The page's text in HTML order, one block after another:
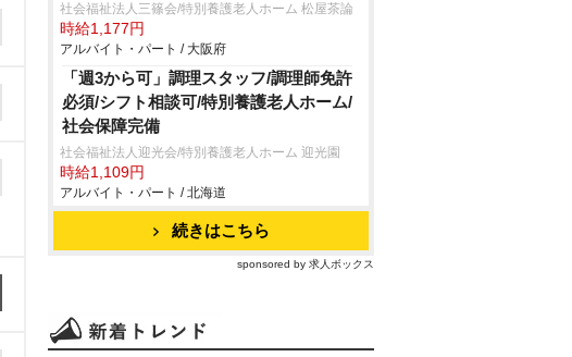
社会福祉法人三篠会/特別養護老人ホーム 松屋茶論
時給1,177円
アルバイト・パート / 大阪府
「週3から可」調理スタッフ/調理師免許
必須/シフト相談可/特別養護老人ホーム/
社会保障完備
社会福祉法人迎光会/特別養護老人ホーム 迎光園
時給1,109円
アルバイト・パート / 北海道
続きはこちら
sponsored by 求人ボックス